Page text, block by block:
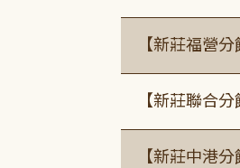
【新莊福營
【新莊聯合
【新莊中港